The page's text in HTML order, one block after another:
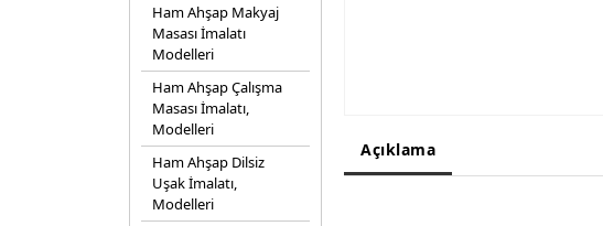
Ham Ahşap Makyaj
Masası İmalatı
Modelleri
Ham Ahşap Çalışma
Masası İmalatı,
Modelleri
Ham Ahşap Dilsiz
Uşak İmalatı,
Modelleri
Açıklama